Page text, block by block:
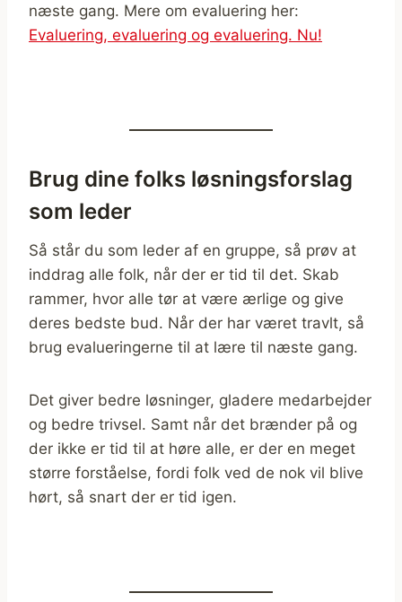
næste gang. Mere om evaluering her:
Evaluering, evaluering og evaluering. Nu!
Brug dine folks løsningsforslag
som leder
Så står du som leder af en gruppe, så prøv at
inddrag alle folk, når der er tid til det. Skab
rammer, hvor alle tør at være ærlige og give
deres bedste bud. Når der har været travlt, så
brug evalueringerne til at lære til næste gang.
Det giver bedre løsninger, gladere medarbejder
og bedre trivsel. Samt når det brænder på og
der ikke er tid til at høre alle, er der en meget
større forståelse, fordi folk ved de nok vil blive
hørt, så snart der er tid igen.